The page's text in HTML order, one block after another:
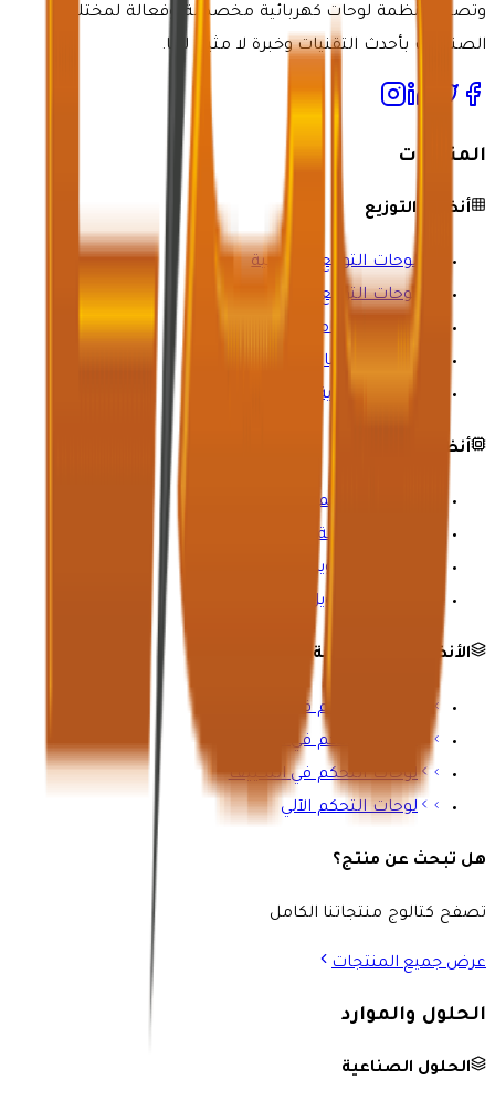
وتصنيع أنظمة لوحات كهربائية مخصصة وفعالة لمختلف
الصناعات بأحدث التقنيات وخبرة لا مثيل لها.
المنتجات
أنظمة التوزيع
لوحات التوزيع الرئيسية
لوحات التوزيع الفرعية
تصحيح معامل القدرة
حجرة الباسبار
أعمدة التغذية
أنظمة التحكم
لوحات التحكم في المولدات
لوحات مزامنة المولدات
مفاتيح التحويل التلقائي
مفاتيح التحويل اليدوي
الأنظمة المتخصصة
لوحات التحكم في الإضاءة
لوحات التحكم في المحركات
لوحات التحكم في التكييف
لوحات التحكم الآلي
هل تبحث عن منتج؟
تصفح كتالوج منتجاتنا الكامل
عرض جميع المنتجات
الحلول والموارد
الحلول الصناعية